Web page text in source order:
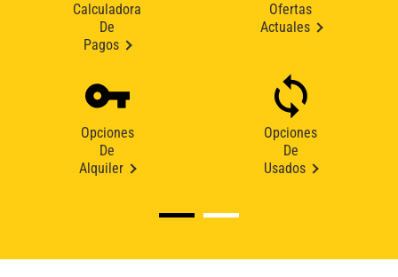
Calculadora
De
Pagos
Ofertas
Actuales
Opciones
De
Alquiler
Opciones
De
Usados